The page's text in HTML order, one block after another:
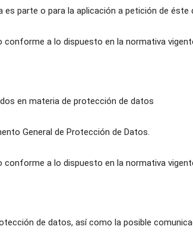
parte o para la aplicación a petición de
a lo dispuesto en la normativa
en materia de protección de datos
General de Protección de Datos.
a lo dispuesto en la normativa
de datos, así como la posible